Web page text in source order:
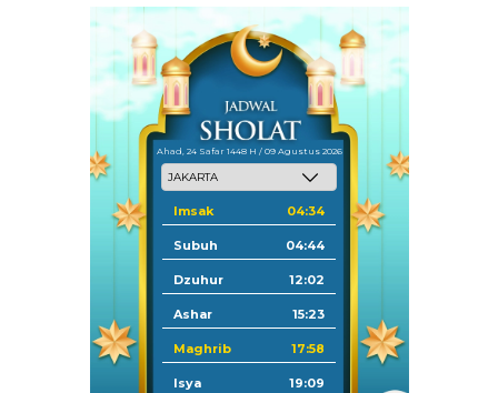
Ahad, 24 Safar 1448 H / 09 Agustus 2026
Imsak 04:34
Subuh 04:44
Dzuhur 12:02
Ashar 15:23
Maghrib 17:58
Isya 19:09